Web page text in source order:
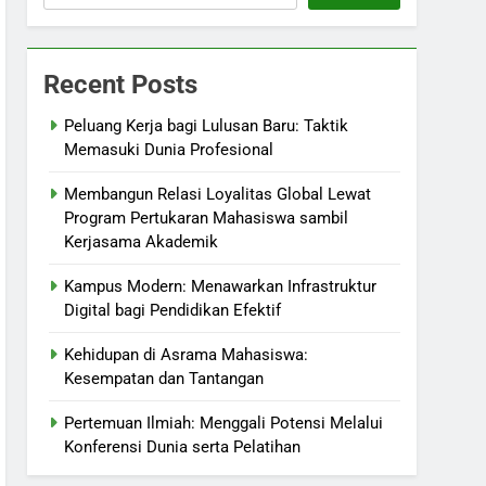
Recent Posts
Peluang Kerja bagi Lulusan Baru: Taktik
Memasuki Dunia Profesional
Membangun Relasi Loyalitas Global Lewat
Program Pertukaran Mahasiswa sambil
Kerjasama Akademik
Kampus Modern: Menawarkan Infrastruktur
Digital bagi Pendidikan Efektif
Kehidupan di Asrama Mahasiswa:
Kesempatan dan Tantangan
Pertemuan Ilmiah: Menggali Potensi Melalui
Konferensi Dunia serta Pelatihan